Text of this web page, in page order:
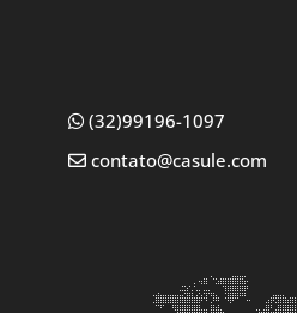
(32)99196-1097
contato@casule.com